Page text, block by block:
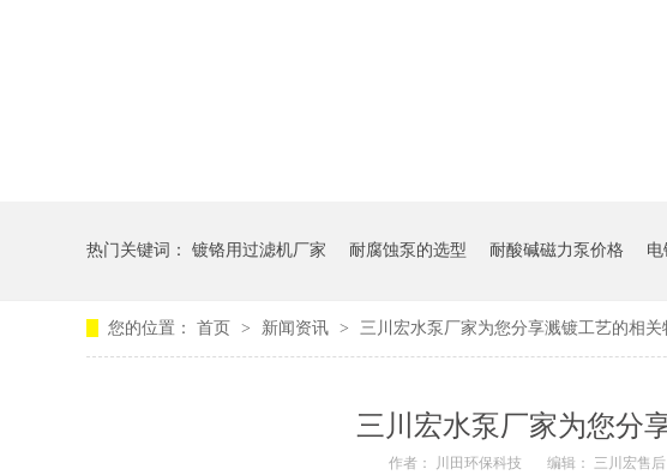
热门关键词： 镀铬用过滤机厂家 耐腐蚀泵的选型 耐酸碱磁力泵价格
您的位置： 首页 > 新闻资讯 > 三川宏水泵厂家为您分享溅镀工艺的相关
三川宏水泵厂家为您分
作者： 川田环保科技 编辑： 三川宏售后